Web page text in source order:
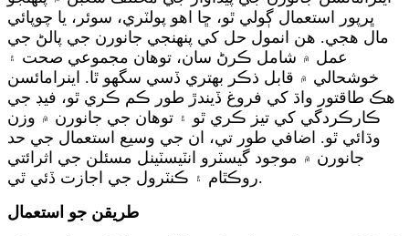
ڀرپور استعمال ڳولي ٿو، ڇا اهو پولٽري، سوئر، يا چوپائي
مال هجي. هن انمول حل کي پنهنجي جانورن جي پالڻ جي
عمل ۾ شامل ڪرڻ سان، توهان مجموعي صحت ۽
خوشحالي ۾ قابل ذڪر بهتري ڏسي سگهو ٿا. اينرامائسن
هڪ طاقتور واڌ کي فروغ ڏيندڙ طور ڪم ڪري ٿو، فيڊ جي
ڪارڪردگي کي تيز ڪري ٿو ۽ توهان جي جانورن ۾ وزن
وڌائي ٿو. اضافي طور تي، ان جي وسيع استعمال جي حد
جانورن ۾ موجود گيسٽرو انٽيسٽينل مسئلن جي اثرائتي
روڪٿام ۽ ڪنٽرول جي اجازت ڏئي ٿي.
طريقن جو استعمال